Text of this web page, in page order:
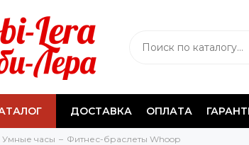
ДОСТАВКА ОПЛАТА
Умные часы Фитнес-браслеты Whoop